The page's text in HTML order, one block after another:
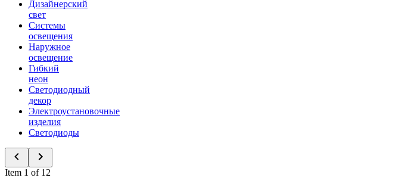
Дизайнерский
свет
Системы
освещения
Наружное
освещение
Гибкий
неон
Светодиодный
декор
Электроустановочные
изделия
Светодиоды
Item 1 of 12